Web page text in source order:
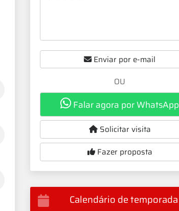
Enviar por e-mail
OU
Falar agora por WhatsApp
Solicitar visita
Fazer proposta
Calendário de temporada